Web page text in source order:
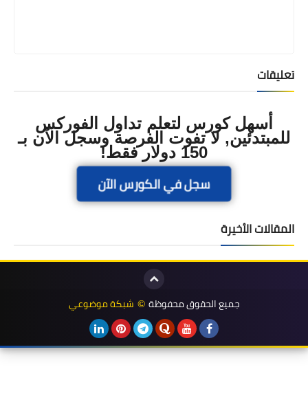
تعليقات
أسهل كورس لتعلم تداول الفوركس
للمبتدئين, لا تفوت الفرصة وسجل الآن بـ
150 دولار فقط!
سجل في الكورس الآن
المقالات الأخيرة
جميع الحقوق محفوظة © شبكة موضوعي